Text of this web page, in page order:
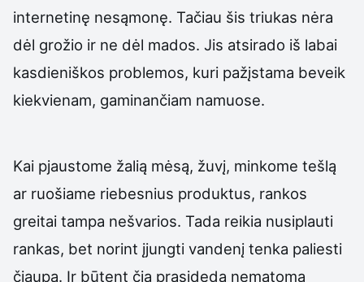
internetinę nesąmonę. Tačiau šis triukas nėra
dėl grožio ir ne dėl mados. Jis atsirado iš labai
kasdieniškos problemos, kuri pažįstama beveik
kiekvienam, gaminančiam namuose.
Kai pjaustome žalią mėsą, žuvį, minkome tešlą
ar ruošiame riebesnius produktus, rankos
greitai tampa nešvarios. Tada reikia nusiplauti
rankas, bet norint įjungti vandenį tenka paliesti
čiaupą. Ir būtent čia prasideda nematoma